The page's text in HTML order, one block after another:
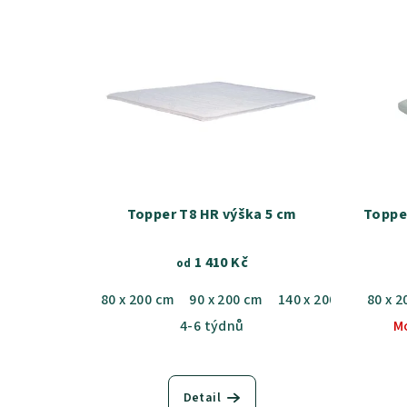
Topper T8 HR výška 5 cm
od 1 410 Kč
80 x 200 cm
90 x 200 cm 140 x 200 cm
160 x
4-6 týdnů
Detail
80 x